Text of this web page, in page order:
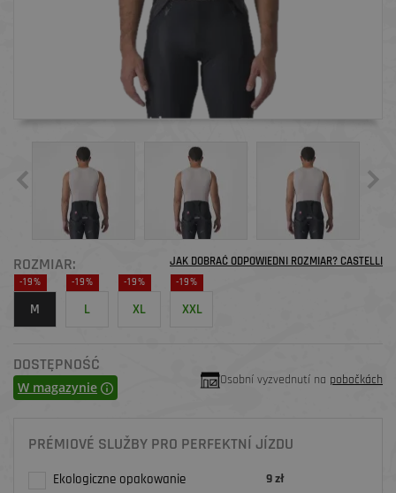
ROZMIAR: JAK DOBRAĆ ODPOWIEDNI ROZMIAR? CASTELLI
-19%
M
-19%
L
-19%
XL
-19%
XXL
DOSTĘPNOŚĆ
W magazynie Osobní vyzvednutí na pobočkách
PRÉMIOVÉ SLUŽBY PRO PERFEKTNÍ JÍZDU
Ekologiczne opakowanie 9 zł